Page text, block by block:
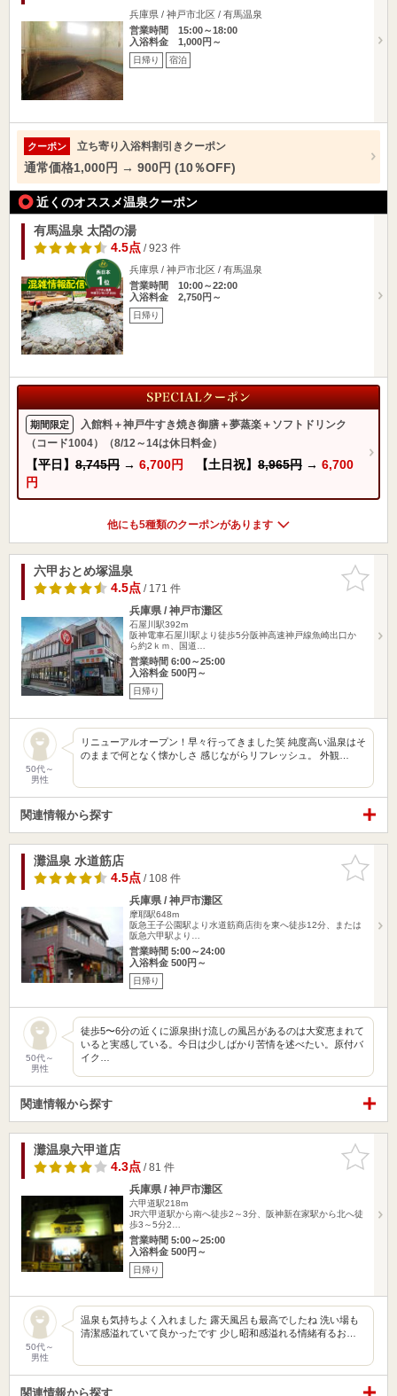
兵庫県 / 神戸市北区 / 有馬温泉
営業時間 15:00～18:00
入浴料金 1,000円～
日帰り 宿泊
クーポン 立ち寄り入浴料割引きクーポン
通常価格1,000円 → 900円 (10％OFF)
近くのオススメ温泉クーポン
有馬温泉 太閤の湯
4.5点/ 923 件
兵庫県 / 神戸市北区 / 有馬温泉
営業時間 10:00～22:00
入浴料金 2,750円～
日帰り
期間限定
入館料＋神戸牛すき焼き御膳＋夢蒸楽＋ソフトドリンク
（コード1004）（8/12～14は休日料金）
【平日】 8,745円 → 6,700円 【土日祝】 8,965円 → 6,700
円
他にも5種類のクーポンがあります
お気に入
りに追加
六甲おとめ塚温泉
4.5点/ 171 件
兵庫県 / 神戸市灘区
石屋川駅392m
阪神電車石屋川駅より徒歩5分阪神高速神戸線魚崎出口か
ら約2ｋｍ、国道…
営業時間 6:00～25:00
入浴料金 500円～
日帰り
50代～
男性
リニューアルオープン！早々行ってきました笑 純度高い温泉はそ
のままで何となく懐かしさ 感じながらリフレッシュ。 外観…
関連情報から探す
お気に入
りに追加
灘温泉 水道筋店
4.5点/ 108 件
兵庫県 / 神戸市灘区
摩耶駅648m
阪急王子公園駅より水道筋商店街を東へ徒歩12分、または
阪急六甲駅より…
営業時間 5:00～24:00
入浴料金 500円～
日帰り
50代～
男性
徒歩5〜6分の近くに源泉掛け流しの風呂があるのは大変恵まれて
いると実感している。今日は少しばかり苦情を述べたい。原付バ
イク…
関連情報から探す
お気に入
りに追加
灘温泉六甲道店
4.3点/ 81 件
兵庫県 / 神戸市灘区
六甲道駅218m
JR六甲道駅から南へ徒歩2～3分、阪神新在家駅から北へ徒
歩3～5分2…
営業時間 5:00～25:00
入浴料金 500円～
日帰り
50代～
男性
温泉も気持ちよく入れました 露天風呂も最高でしたね 洗い場も
清潔感溢れていて良かったです 少し昭和感溢れる情緒有るお…
関連情報から探す